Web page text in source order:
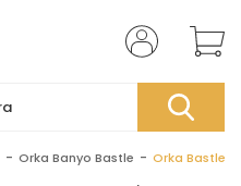
Orka Banyo Bastle Orka Bastle